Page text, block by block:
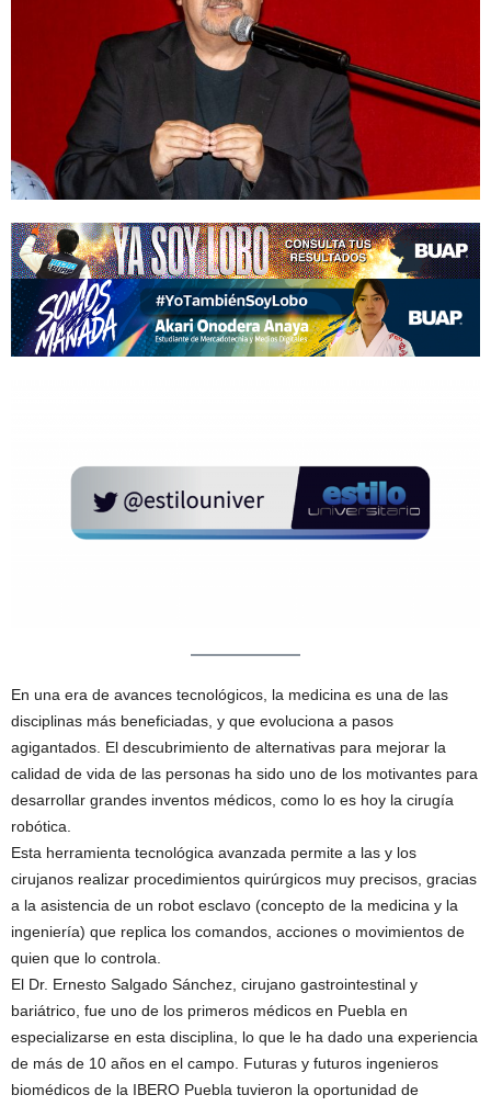
En una era de avances tecnológicos, la medicina es una de las
disciplinas más beneficiadas, y que evoluciona a pasos
agigantados. El descubrimiento de alternativas para mejorar la
calidad de vida de las personas ha sido uno de los motivantes para
desarrollar grandes inventos médicos, como lo es hoy la cirugía
robótica.
Esta herramienta tecnológica avanzada permite a las y los
cirujanos realizar procedimientos quirúrgicos muy precisos, gracias
a la asistencia de un robot esclavo (concepto de la medicina y la
ingeniería) que replica los comandos, acciones o movimientos de
quien que lo controla.
El Dr. Ernesto Salgado Sánchez, cirujano gastrointestinal y
bariátrico, fue uno de los primeros médicos en Puebla en
especializarse en esta disciplina, lo que le ha dado una experiencia
de más de 10 años en el campo. Futuras y futuros ingenieros
biomédicos de la IBERO Puebla tuvieron la oportunidad de